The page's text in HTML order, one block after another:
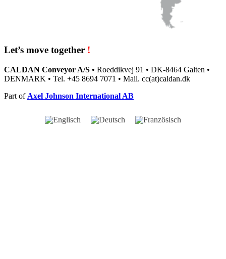
Let’s move together !
CALDAN Conveyor A/S • Roeddikvej 91 • DK-8464 Galten •
DENMARK • Tel. +45 8694 7071 • Mail. cc(at)caldan.dk
Part of Axel Johnson International AB